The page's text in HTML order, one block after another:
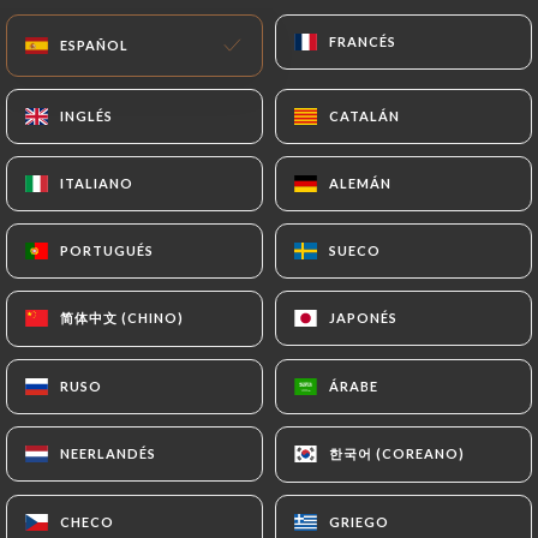
MENÚ
ESPAÑOL FRANCÉS
INGLÉS CATALÁN
ITALIANO ALEMÁN
PORTUGUÉS SUECO
简体中文 (CHINO) JAPONÉS
RUSO ÁRABE
NEERLANDÉS 한국어 (COREANO)
CHECO GRIEGO
Contacto
Le Petit Café
ESPAÑOL FRANCÉS
INGLÉS CATALÁN
ITALIANO ALEMÁN
PORTUGUÉS SUECO
简体中文 (CHINO) JAPONÉS
RUSO ÁRABE
NEERLANDÉS 한국어 (COREANO)
CHECO GRIEGO